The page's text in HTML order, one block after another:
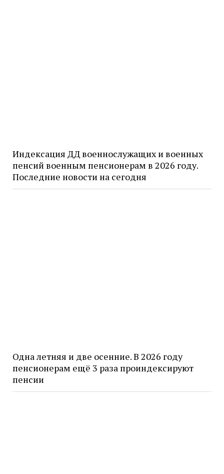
Индексация ДД военнослужащих и военных
пенсий военным пенсионерам в 2026 году.
Последние новости на сегодня
Одна летняя и две осенние. В 2026 году
пенсионерам ещё 3 раза проиндексируют
пенсии